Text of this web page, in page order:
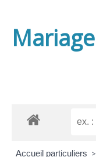
Mariage
Accueil particuliers >